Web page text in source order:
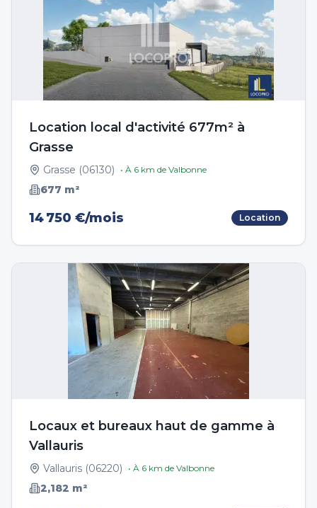
Location local d'activité 677m² à
Grasse
Grasse (06130) • À 6 km de Valbonne
677 m²
14 750 €/mois Location
Locaux et bureaux haut de gamme à
Vallauris
Vallauris (06220) • À 6 km de Valbonne
2,182 m²